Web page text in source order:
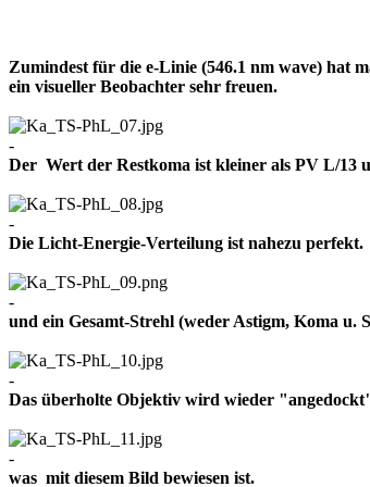
Zumindest für die e-Linie (546.1 nm wave) hat
ein visueller Beobachter sehr freuen.
-
Der Wert der Restkoma ist kleiner als PV L/
-
Die Licht-Energie-Verteilung ist nahezu
-
und ein Gesamt-Strehl (weder Astigm, Koma
-
Das überholte Objektiv wird wieder
-
was mit diesem Bild bewiesen ist.